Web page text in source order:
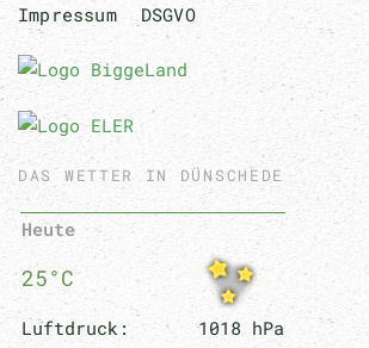
Impressum DSGVO
DAS WETTER IN DÜNSCHEDE
Heute
25°C
Luftdruck:
1018 hPa